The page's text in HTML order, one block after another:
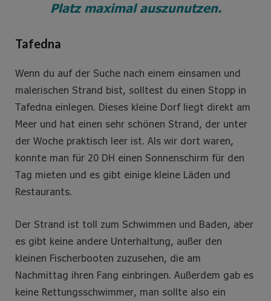
Platz maximal auszunutzen.
Tafedna
Wenn du auf der Suche nach einem einsamen und
malerischen Strand bist, solltest du einen Stopp in
Tafedna einlegen. Dieses kleine Dorf liegt direkt am
Meer und hat einen sehr schönen Strand, der unter
der Woche praktisch leer ist. Als wir dort waren,
konnte man für 20 DH einen Sonnenschirm für den
Tag mieten und es gibt einige kleine Läden und
Restaurants.
Der Strand ist toll zum Schwimmen und Baden, aber
es gibt keine andere Unterhaltung, außer den
kleinen Fischerbooten zuzusehen, die am
Nachmittag ihren Fang einbringen. Außerdem gab es
keine Rettungsschwimmer, man sollte also ein